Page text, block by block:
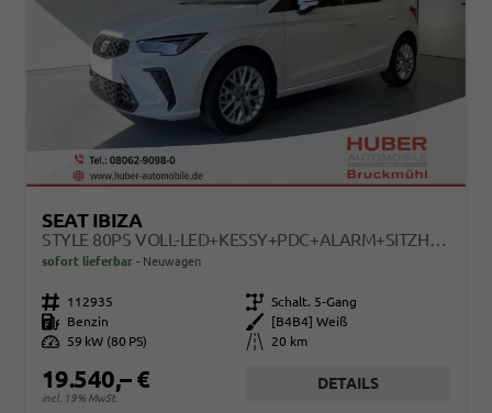
SEAT IBIZA
STYLE 80PS VOLL-LED+KESSY+PDC+ALARM+SITZHEIZUNG+KAMERA+APP-CONNECT
sofort lieferbar Neuwagen
Fahrzeugnr. 112935 Getriebe Schalt. 5-Gang
Kraftstoff
Benzin Außenfarbe
[B4B4] Weiß
Leistung
59 kW (80 PS) Kilometerstand 20 km
19.540,– €
incl. 19% MwSt.
DETAILS